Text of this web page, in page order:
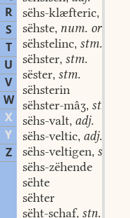
R
S
T
U
V
W
X
Y
Z
sëhs-klæfteric,
sëhste, num. ord.
sëhstelinc, stm.
sëhster, stm.
sëster, stm.
sëhsterin
sëhster-mâʒ, stn.
sëhs-valt, adj.
sëhs-veltic, adj.
sëhs-veltigen, swv.
sëhs-zëhende
sëhte
sëhter
sëht-schaf, stn.